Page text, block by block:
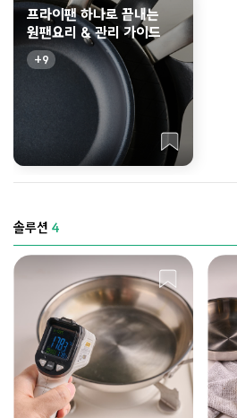
프라이팬 하나로 끝내는
원팬요리 & 관리 가이드
9
솔루션 4